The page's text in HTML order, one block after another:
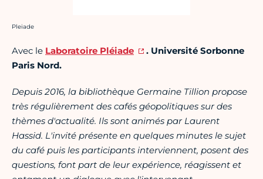
Crédit photo :
Pleiade
Avec le Laboratoire Pléiade
. Université Sorbonne
Paris Nord.
Depuis 2016, la bibliothèque Germaine Tillion propose
très régulièrement des cafés géopolitiques sur des
thèmes d'actualité. Ils sont animés par Laurent
Hassid. L'invité présente en quelques minutes le sujet
du café puis les participants interviennent, posent des
questions, font part de leur expérience, réagissent et